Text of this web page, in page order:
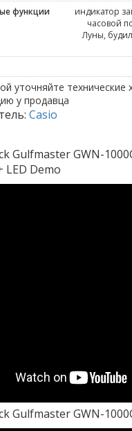
функции
индикатор
часовой
Луны,
уточняйте технические
у продавца
Casio
Gulfmaster GWN-
Demo
Gulfmaster GWN-